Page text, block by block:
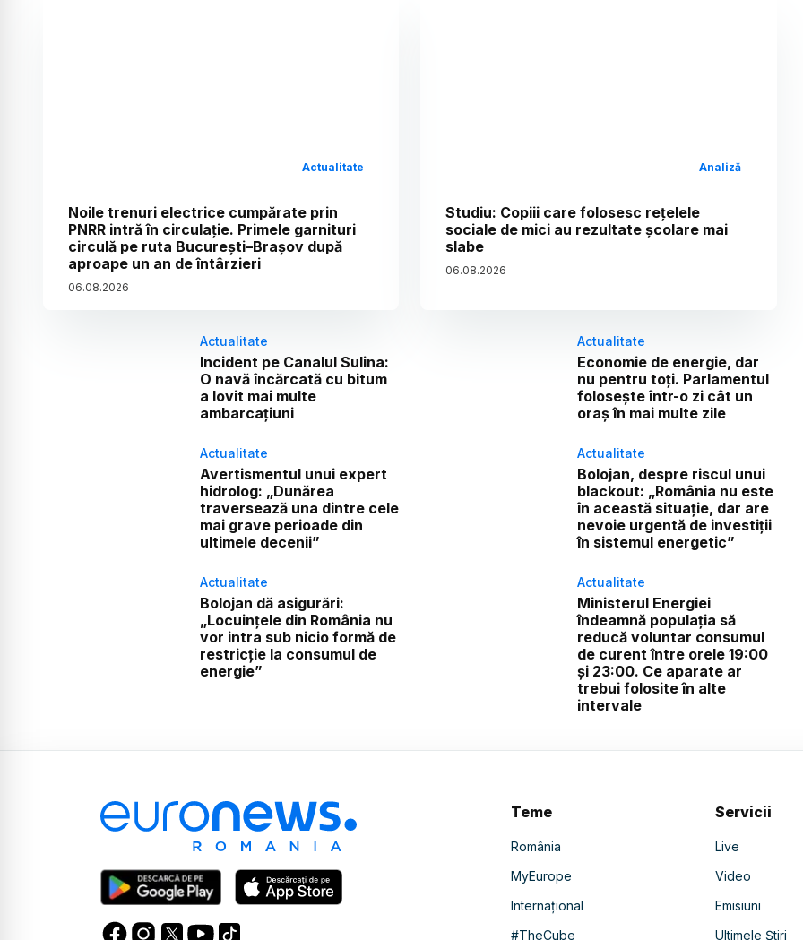
Actualitate
Noile trenuri electrice cumpărate prin
PNRR intră în circulație. Primele garnituri
circulă pe ruta București–Brașov după
aproape un an de întârzieri
06.08.2026
Analiză
Studiu: Copiii care folosesc rețelele
sociale de mici au rezultate școlare mai
slabe
06.08.2026
Actualitate
Incident pe Canalul Sulina:
O navă încărcată cu bitum
a lovit mai multe
ambarcațiuni
Actualitate
Economie de energie, dar
nu pentru toți. Parlamentul
folosește într-o zi cât un
oraș în mai multe zile
Actualitate
Avertismentul unui expert
hidrolog: „Dunărea
traversează una dintre cele
mai grave perioade din
ultimele decenii”
Actualitate
Bolojan, despre riscul unui
blackout: „România nu este
în această situație, dar are
nevoie urgentă de investiții
în sistemul energetic”
Actualitate
Bolojan dă asigurări:
„Locuințele din România nu
vor intra sub nicio formă de
restricție la consumul de
energie”
Actualitate
Ministerul Energiei
îndeamnă populația să
reducă voluntar consumul
de curent între orele 19:00
și 23:00. Ce aparate ar
trebui folosite în alte
intervale
Teme
România
MyEurope
Internațional
#TheCube
Servicii
Live
Video
Emisiuni
Ultimele Știri